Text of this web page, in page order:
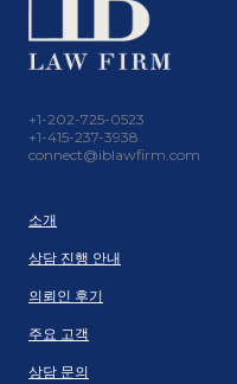
+1-202-725-0523
+1-415-237-3938
connect@iblawfirm.com
소개
상담 진행 안내
의뢰인 후기
주요 고객
상담 문의